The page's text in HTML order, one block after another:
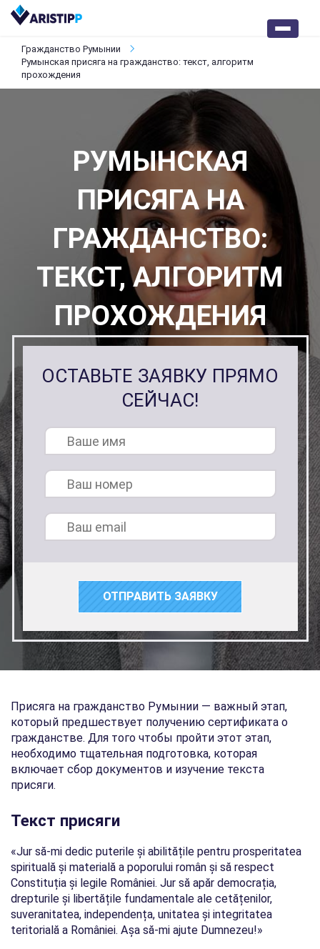
Гражданство Румынии
Румынская присяга на гражданство: текст, алгоритм
прохождения
РУМЫНСКАЯ
ПРИСЯГА НА
ГРАЖДАНСТВО:
ТЕКСТ, АЛГОРИТМ
ПРОХОЖДЕНИЯ
ОСТАВЬТЕ ЗАЯВКУ ПРЯМО
СЕЙЧАС!
Присяга на гражданство Румынии — важный этап,
который предшествует получению сертификата о
гражданстве. Для того чтобы пройти этот этап,
необходимо тщательная подготовка, которая
включает сбор документов и изучение текста
присяги.
Текст присяги
«Jur să-mi dedic puterile și abilitățile pentru prosperitatea
spirituală și materială a poporului român și să respect
Constituția și legile României. Jur să apăr democrația,
drepturile și libertățile fundamentale ale cetățenilor,
suveranitatea, independența, unitatea și integritatea
teritorială a României. Așa să-mi ajute Dumnezeu!»